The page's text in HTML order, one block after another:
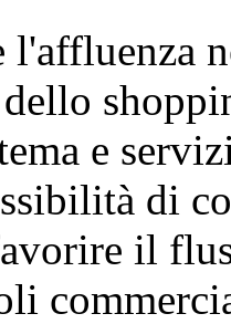
l'affluenza
e
di
il